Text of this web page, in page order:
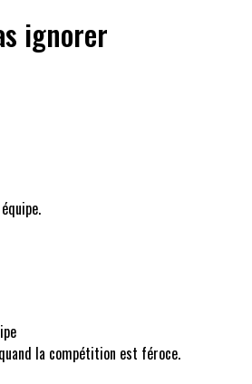
ignorer
la compétition est féroce.